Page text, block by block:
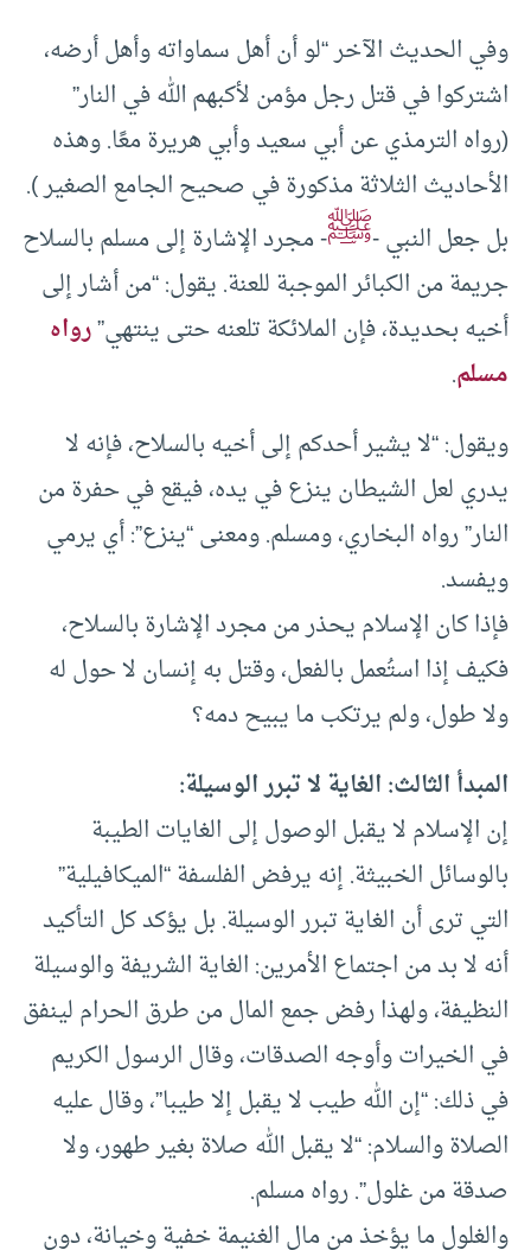
وفي الحديث الآخر “لو أن أهل سماواته وأهل أرضه،
اشتركوا في قتل رجل مؤمن لأكبهم الله في النار”
(رواه الترمذي عن أبي سعيد وأبي هريرة معًا. وهذه
الأحاديث الثلاثة مذكورة في صحيح الجامع الصغير ).
بل جعل النبي -ﷺ- مجرد الإشارة إلى مسلم بالسلاح
جريمة من الكبائر الموجبة للعنة. يقول: “من أشار إلى
أخيه بحديدة، فإن الملائكة تلعنه حتى ينتهي”رواه
مسلم.
ويقول: “لا يشير أحدكم إلى أخيه بالسلاح، فإنه لا
يدري لعل الشيطان ينزع في يده، فيقع في حفرة من
النار” رواه البخاري، ومسلم. ومعنى “ينزع”: أي يرمي
ويفسد.
فإذا كان الإسلام يحذر من مجرد الإشارة بالسلاح،
فكيف إذا استُعمل بالفعل، وقتل به إنسان لا حول له
ولا طول، ولم يرتكب ما يبيح دمه؟
المبدأ الثالث: الغاية لا تبرر الوسيلة:
إن الإسلام لا يقبل الوصول إلى الغايات الطيبة
بالوسائل الخبيثة. إنه يرفض الفلسفة “الميكافيلية”
التي ترى أن الغاية تبرر الوسيلة. بل يؤكد كل التأكيد
أنه لا بد من اجتماع الأمرين: الغاية الشريفة والوسيلة
النظيفة، ولهذا رفض جمع المال من طرق الحرام لينفق
في الخيرات وأوجه الصدقات، وقال الرسول الكريم
في ذلك: “إن الله طيب لا يقبل إلا طيبا”، وقال عليه
الصلاة والسلام: “لا يقبل الله صلاة بغير طهور، ولا
صدقة من غلول”. رواه مسلم.
والغلول ما يؤخذ من مال الغنيمة خفية وخيانة، دون